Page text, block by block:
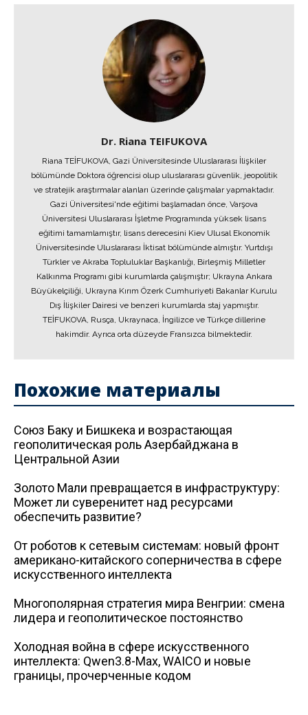
Dr. Riana TEIFUKOVA
Riana TEİFUKOVA, Gazi Üniversitesinde Uluslararası İlişkiler
bölümünde Doktora öğrencisi olup uluslararası güvenlik, jeopolitik
ve stratejik araştırmalar alanları üzerinde çalışmalar yapmaktadır.
Gazi Üniversitesi'nde eğitimi başlamadan önce, Varşova
Üniversitesi Uluslararası İşletme Programında yüksek lisans
eğitimi tamamlamıştır, lisans derecesini Kiev Ulusal Ekonomik
Üniversitesinde Uluslararası İktisat bölümünde almıştır. Yurtdışı
Türkler ve Akraba Topluluklar Başkanlığı, Birleşmiş Milletler
Kalkınma Programı gibi kurumlarda çalışmıştır; Ukrayna Ankara
Büyükelçiliği, Ukrayna Kırım Özerk Cumhuriyeti Bakanlar Kurulu
Dış İlişkiler Dairesi ve benzeri kurumlarda staj yapmıştır.
TEİFUKOVA, Rusça, Ukraynaca, İngilizce ve Türkçe dillerine
hakimdir. Ayrıca orta düzeyde Fransızca bilmektedir.
Похожие материалы
Союз Баку и Бишкека и возрастающая
геополитическая роль Азербайджана в
Центральной Азии
Золото Мали превращается в инфраструктуру:
Может ли суверенитет над ресурсами
обеспечить развитие?
От роботов к сетевым системам: новый фронт
американо-китайского соперничества в сфере
искусственного интеллекта
Многополярная стратегия мира Венгрии: смена
лидера и геополитическое постоянство
Холодная война в сфере искусственного
интеллекта: Qwen3.8-Max, WAICO и новые
границы, прочерченные кодом